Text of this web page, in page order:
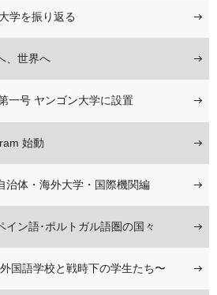
学を振り返る
、世界へ
一号 ヤンゴン大学に設置
始動
体・海外大学・国際機関編
イン語･ポルトガル語圏の国々
国語学校と戦時下の学生たち〜